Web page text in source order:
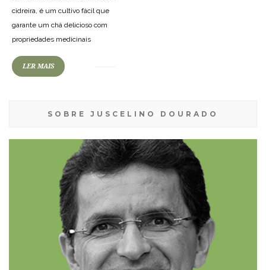
cidreira, é um cultivo fácil que
garante um chá delicioso com
propriedades medicinais
LER MAIS
SOBRE JUSCELINO DOURADO